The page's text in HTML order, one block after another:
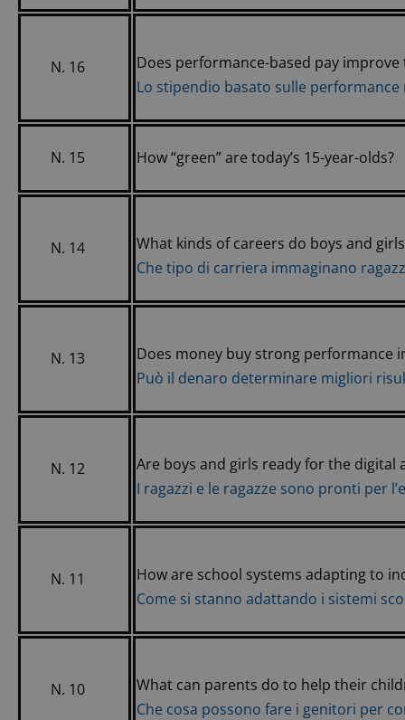
N. 16
Does performance-based pay improve
Lo stipendio basato sulle performance
N. 15 How “green” are today’s 15-year-olds?
N. 14
What kinds of careers do boys and
Che tipo di carriera immaginano
N. 13
Does money buy strong performance
Può il denaro determinare migliori
N. 12
Are boys and girls ready for the digital
I ragazzi e le ragazze sono pronti per
N. 11
How are school systems adapting to
Come si stanno adattando i sistemi
N. 10
What can parents do to help their
Che cosa possono fare i genitori per